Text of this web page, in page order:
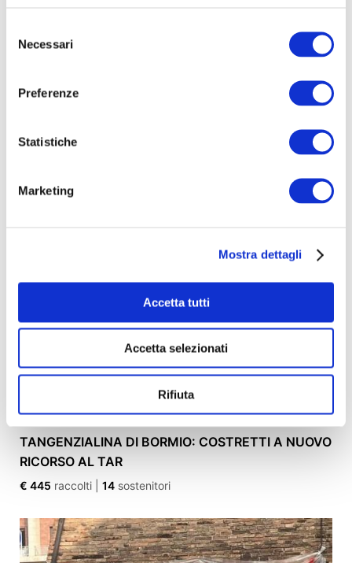
delNecessari
Preferenze
Statistiche
Marketing
Mostra dettagli
Accetta tutti
Accetta selezionati
Rifiuta
Staffetta Blu della Legalità
TANGENZIALINA DI BORMIO: COSTRETTI A NUOVO
RICORSO AL TAR
€ 445 raccolti 14 sostenitori